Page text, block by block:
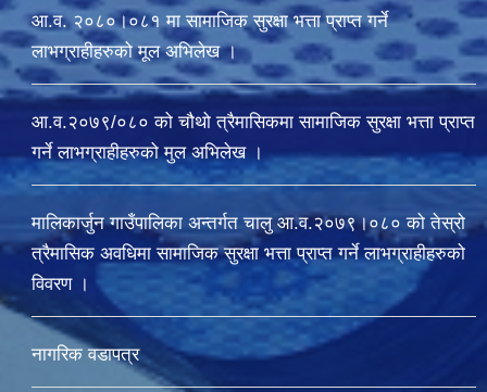
आ.व. २०८०।०८१ मा सामाजिक सुरक्षा भत्ता प्राप्त गर्ने
लाभग्राहीहरुको मूल अभिलेख ।
आ.व.२०७९/०८० को चौथो त्रैमासिकमा सामाजिक सुरक्षा भत्ता प्राप्त
गर्ने लाभग्राहीहरुको मुल अभिलेख ।
मालिकार्जुन गाउँपालिका अन्तर्गत चालु आ‍.व.२०७९।०८० को तेस्रो
त्रैमासिक अवधिमा सामाजिक सुरक्षा भत्ता प्राप्त गर्ने लाभग्राहीहरुको
विवरण ।
नागरिक वडापत्र